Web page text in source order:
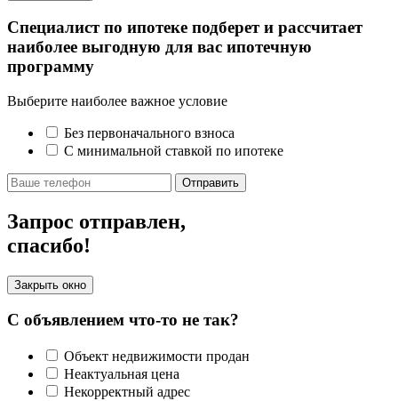
Специалист по ипотеке подберет и рассчитает
наиболее выгодную для вас ипотечную
программу
Выберите наиболее важное условие
Без первоначального взноса
С минимальной ставкой по ипотеке
Отправить
Запрос отправлен,
спасибо!
Закрыть окно
С объявлением что-то не так?
Объект недвижимости продан
Неактуальная цена
Некорректный адрес